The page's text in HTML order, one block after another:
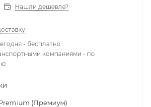
Нашли дешевле?
- бесплатно
компаниями - по
(Премиум)